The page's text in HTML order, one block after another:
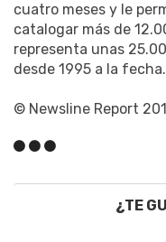
cuatro meses y le
catalogar más de
representa unas
desde 1995 a la fecha.
© Newsline Report
¿TE